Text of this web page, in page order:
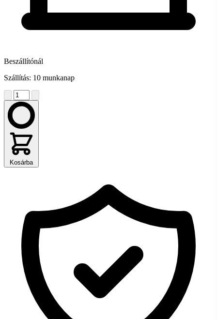
Beszállítónál
Szállítás: 10 munkanap
Kosárba